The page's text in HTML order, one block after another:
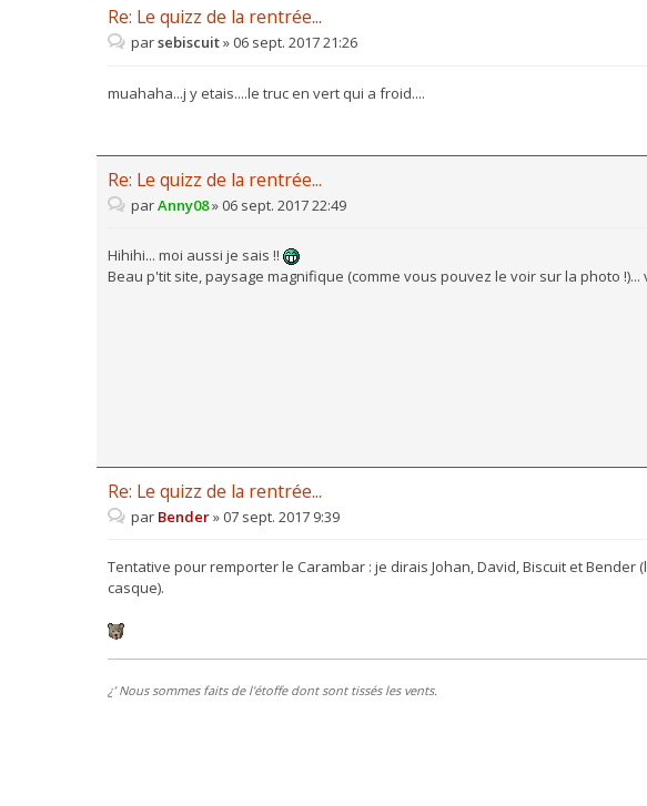
Re: Le quizz de la rentrée...
parsebiscuit»06 sept. 2017 21:26
muahaha...j y etais....le truc en vert qui a froid....
Re: Le quizz de la rentrée...
parAnny08» 06 sept. 2017 22:49
Hihihi... moi aussi je sais !!
Beau p'tit site, paysage magnifique (comme vous pouvez le voir sur la photo
Re: Le quizz de la rentrée...
par Bender»07 sept. 2017 9:39
Tentative pour remporter le Carambar : je dirais Johan, David, Biscuit et
casque).
¿’ Nous sommes faits de l'étoffe dont sont tissés les vents.